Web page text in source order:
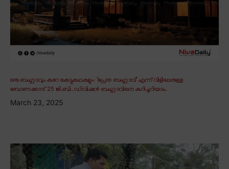
ഒരു ബംഗ്ലാവും കുറേ കെട്ടുകഥകളും∙ ‘പ്രേത ബംഗ്ലാവ്’ എന്ന് വിളിപ്പേരുള്ള
ബോണക്കാട് 25 ജി.ബി. ഡിവിഷൻ ബംഗ്ലാവിനെ കുറിച്ചറിയാം.
March 23, 2025